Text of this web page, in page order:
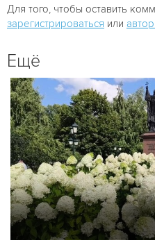
Для того, чтобы оставить
зарегистрироваться или
Ещё